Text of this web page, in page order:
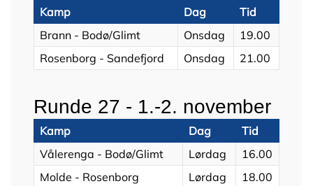
Kamp Dag
Tid
Brann - Bodø/Glimt
Onsdag
19.00
Rosenborg - Sandefjord
Onsdag 21.00
Runde 27 - 1.-2. november
Kamp Dag
Tid
Vålerenga - Bodø/Glimt
Lørdag
16.00
Molde - Rosenborg
Lørdag
18.00